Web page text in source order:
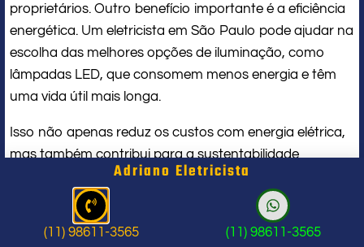
proprietários. Outro benefício importante é a eficiência
energética. Um eletricista em São Paulo pode ajudar na
escolha das melhores opções de iluminação, como
lâmpadas LED, que consomem menos energia e têm
uma vida útil mais longa.
Isso não apenas reduz os custos com energia elétrica,
mas também contribui para a sustentabilidade
ambiental. Além disso, um eletricista experiente pode
sugerir soluções personalizadas que atendam às
necessidades específicas do espaço, otimizando a
iluminação e melhorando a experiência dos usuários.
Adriano Eletricista
(11) 98611-3565 (11) 98611-3565